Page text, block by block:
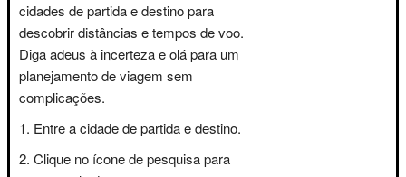
cidades de partida e destino para
descobrir distâncias e tempos de voo.
Diga adeus à incerteza e olá para um
planejamento de viagem sem
complicações.
Entre a cidade de partida e destino.
Clique no ícone de pesquisa para